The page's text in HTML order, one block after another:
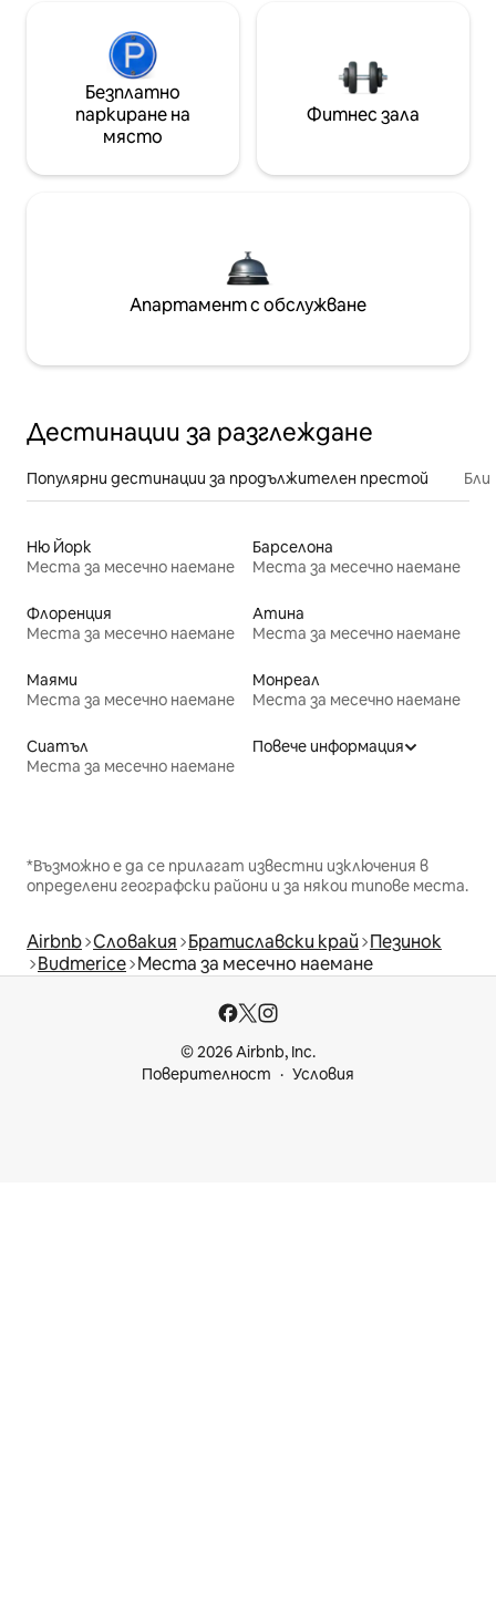
Безплатно
паркиране на
място
Фитнес зала
Апартамент с обслужване
Дестинации за разглеждане
Популярни дестинации за продължителен престой
Ню Йорк
Места за месечно наемане
Барселона
Места за месечно наемане
Флоренция
Места за месечно наемане
Атина
Места за месечно наемане
Маями
Места за месечно наемане
Монреал
Места за месечно наемане
Сиатъл
Места за месечно наемане
Повече информация
*Възможно е да се прилагат известни изключения в
определени географски райони и за някои типове места.
Airbnb Словакия Братиславски край Пезинок
Budmerice Места за месечно наемане
© 2026 Airbnb, Inc.
Поверителност
Условия